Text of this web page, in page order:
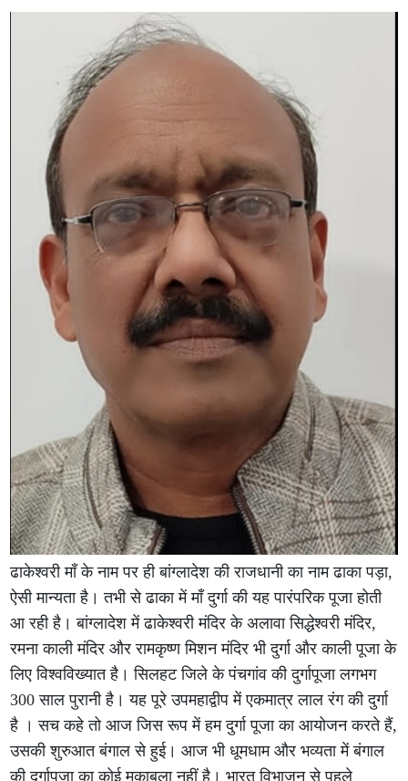
ढाकेश्वरी माँ के नाम पर ही बांग्लादेश की राजधानी का नाम ढाका पड़ा,
ऐसी मान्यता है। तभी से ढाका में माँ दुर्गा की यह पारंपरिक पूजा होती
आ रही है। बांग्लादेश में ढाकेश्वरी मंदिर के अलावा सिद्धेश्वरी मंदिर,
रमना काली मंदिर और रामकृष्ण मिशन मंदिर भी दुर्गा और काली पूजा के
लिए विश्वविख्यात है। सिलहट जिले के पंचगांव की दुर्गापूजा लगभग
300 साल पुरानी है। यह पूरे उपमहाद्वीप में एकमात्र लाल रंग की दुर्गा
है । सच कहे तो आज जिस रूप में हम दुर्गा पूजा का आयोजन करते हैं,
उसकी शुरुआत बंगाल से हुई। आज भी धूमधाम और भव्यता में बंगाल
की दुर्गापूजा का कोई मुकाबला नहीं है। भारत विभाजन से पहले